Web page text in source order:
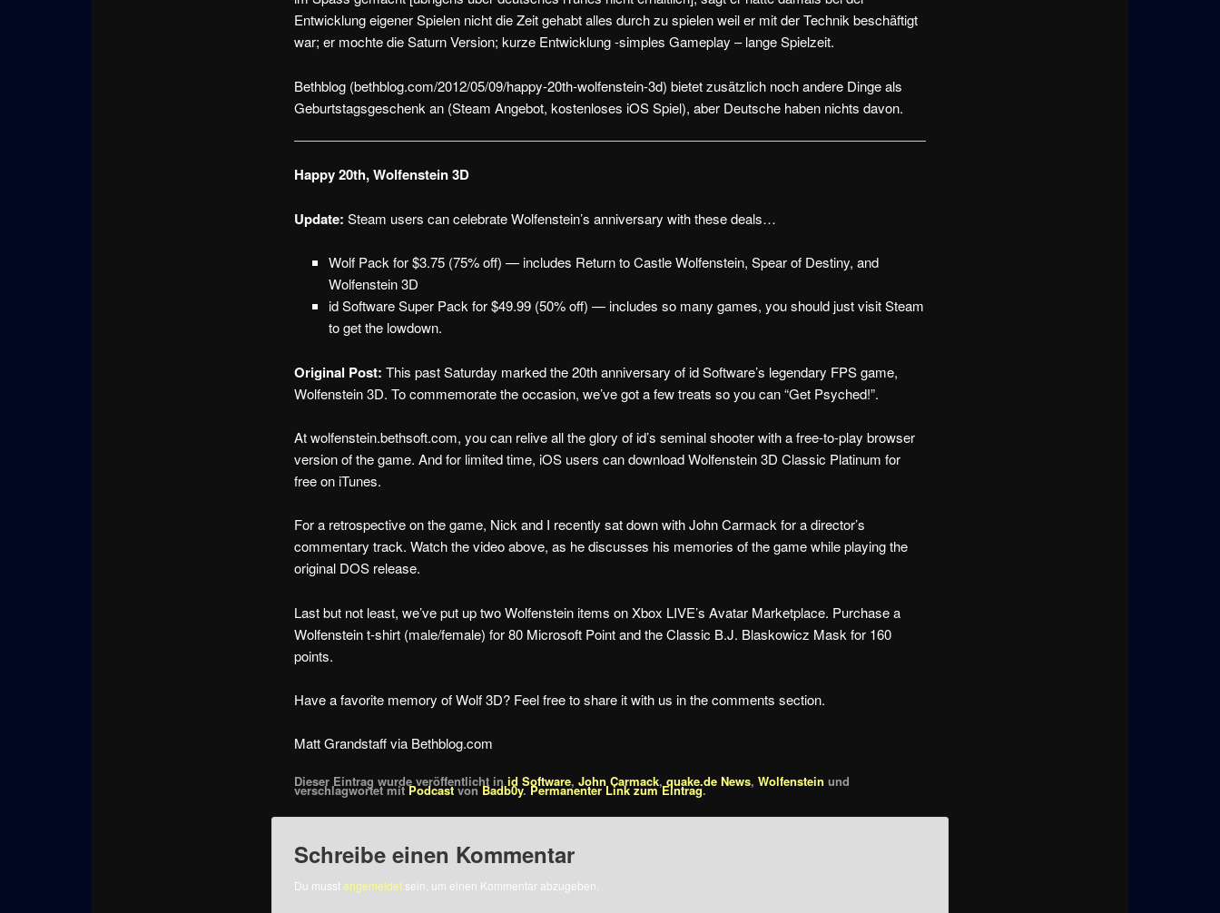
Entwicklung eigener Spielen nicht die Zeit gehabt alles durch zu spielen weil er mit der Technik beschäftigt
war; er mochte die Saturn Version; kurze Entwicklung -simples Gameplay – lange Spielzeit.
Bethblog (bethblog.com/2012/05/09/happy-20th-wolfenstein-3d) bietet zusätzlich noch andere Dinge als
Geburtstagsgeschenk an (Steam Angebot, kostenloses iOS Spiel), aber Deutsche haben nichts davon.
Happy 20th, Wolfenstein 3D
Update:Steam users can celebrate Wolfenstein’s anniversary with these deals…
Wolf Pack for $3.75 (75% off) — includes Return to Castle Wolfenstein, Spear of Destiny, and
Wolfenstein 3D
id Software Super Pack for $49.99 (50% off) — includes so many games, you should just visit Steam
to get the lowdown.
Original Post: This past Saturday marked the 20th anniversary of id Software’s legendary FPS game,
Wolfenstein 3D. To commemorate the occasion, we’ve got a few treats so you can “Get Psyched!”.
At wolfenstein.bethsoft.com, you can relive all the glory of id’s seminal shooter with a free-to-play browser
version of the game. And for limited time, iOS users can download Wolfenstein 3D Classic Platinum for
free on iTunes.
For a retrospective on the game, Nick and I recently sat down with John Carmack for a director’s
commentary track. Watch the video above, as he discusses his memories of the game while playing the
original DOS release.
Last but not least, we’ve put up two Wolfenstein items on Xbox LIVE’s Avatar Marketplace. Purchase a
Wolfenstein t-shirt (male/female) for 80 Microsoft Point and the Classic B.J. Blaskowicz Mask for 160
points.
Have a favorite memory of Wolf 3D? Feel free to share it with us in the comments section.
Matt Grandstaff via Bethblog.com
Dieser Eintrag wurde veröffentlicht inid Software,John Carmack,quake.de News,Wolfenstein und
verschlagwortet mitPodcastvonBadb0y.Permanenter Link zum Eintrag.
Schreibe einen Kommentar
Du musstangemeldet sein, um einen Kommentar abzugeben.